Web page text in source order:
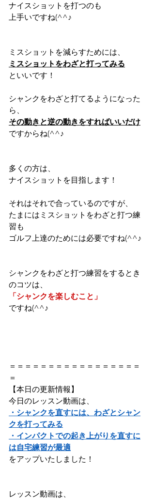
ナイスショットを打つのも
上手いですね(^^♪
ミスショットを減らすためには、
ミスショットをわざと打ってみる
といいです！
シャンクをわざと打てるようになった
ら、
その動きと逆の動きをすればいいだけ
ですからね(^^♪
多くの方は、
ナイスショットを目指します！
それはそれで合っているのですが、
たまにはミスショットをわざと打つ練
習も
ゴルフ上達のためには必要ですね(^^♪
シャンクをわざと打つ練習をするとき
のコツは、
「シャンクを楽しむこと」
ですね(^^♪
＝＝＝＝＝＝＝＝＝＝＝＝＝＝＝＝＝
＝
【本日の更新情報】
今日のレッスン動画は、
・シャンクを直すには、わざとシャン
クを打ってみる
・インパクトでの起き上がりを直すに
は自宅練習が最適
をアップいたしました！
レッスン動画は、